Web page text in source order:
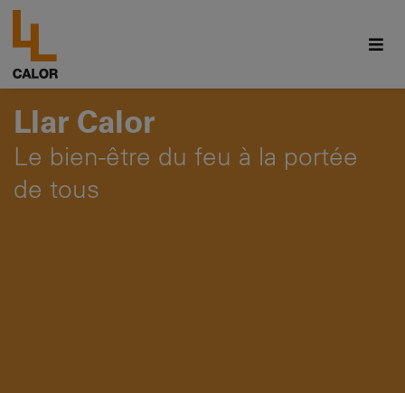
Llar Calor
Le bien-être du feu à la portée
de tous